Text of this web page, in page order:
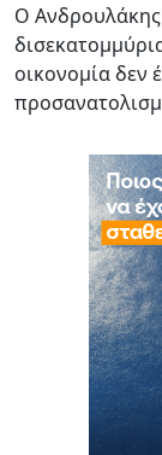
Ο
οικονομία δεν